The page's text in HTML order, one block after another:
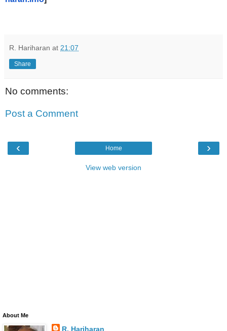
R. Hariharan at 21:07
Share
No comments:
Post a Comment
‹ ›
Home
View web version
About Me
R. Hariharan